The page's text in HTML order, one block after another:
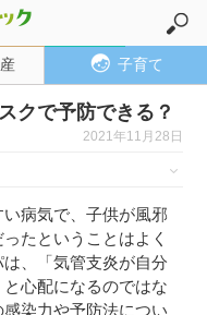
子育て
クで予防できる？
2021年11月28日
い病気で、子供が風邪
たということはよく
、「気管支炎が自分
心配になるのではな
染力や予防法につい